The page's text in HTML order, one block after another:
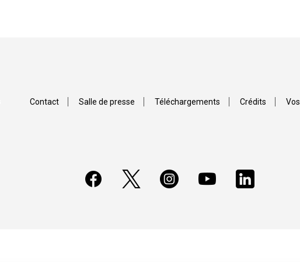
Contact Salle de presse Téléchargements Crédits